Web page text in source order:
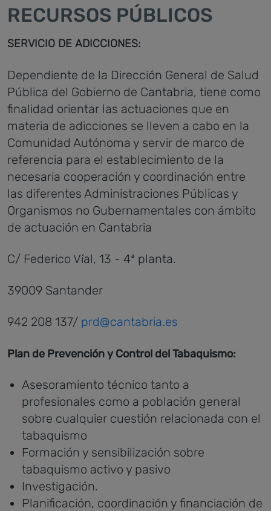
RECURSOS PÚBLICOS
SERVICIO DE ADICCIONES:
Dependiente de la Dirección General de Salud
Pública del Gobierno de Cantabria, tiene como
finalidad orientar las actuaciones que en
materia de adicciones se lleven a cabo en la
Comunidad Autónoma y servir de marco de
referencia para el establecimiento de la
necesaria cooperación y coordinación entre
las diferentes Administraciones Públicas y
Organismos no Gubernamentales con ámbito
de actuación en Cantabria
C/ Federico Víal, 13 - 4ª planta.
39009 Santander
942 208 137/ prd@cantabria.es
Plan de Prevención y Control del Tabaquismo:
Asesoramiento técnico tanto a
profesionales como a población general
sobre cualquier cuestión relacionada con el
tabaquismo
Formación y sensibilización sobre
tabaquismo activo y pasivo
Investigación.
Planificación, coordinación y financiación de